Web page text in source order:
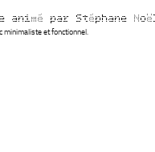
animé par Stéphane
minimaliste et fonctionnel.